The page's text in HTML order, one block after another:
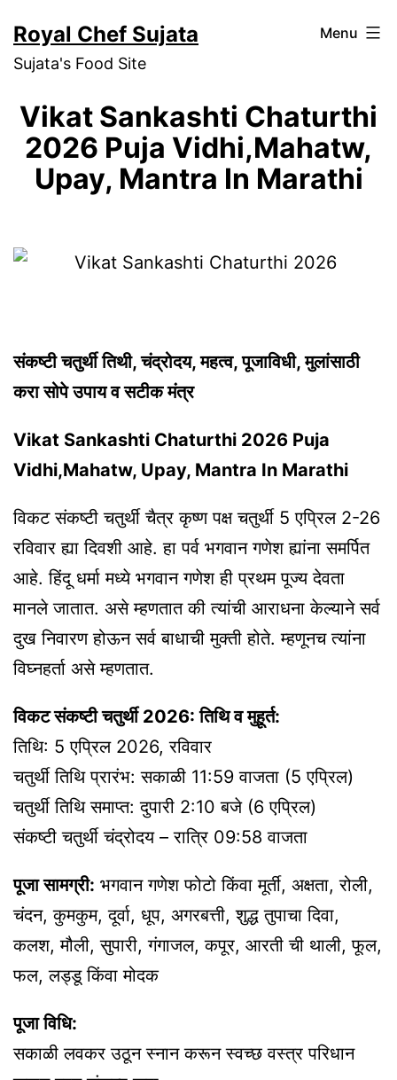
to
content
Royal Chef Sujata
Sujata's Food Site
Menu
Vikat Sankashti Chaturthi
2026 Puja Vidhi,Mahatw,
Upay, Mantra In Marathi
संकष्टी चतुर्थी तिथी, चंद्रोदय, महत्व, पूजाविधी, मुलांसाठी
करा सोपे उपाय व सटीक मंत्र
Vikat Sankashti Chaturthi 2026 Puja
Vidhi,Mahatw, Upay, Mantra In Marathi
विकट संकष्टी चतुर्थी चैत्र कृष्ण पक्ष चतुर्थी 5 एप्रिल 2-26
रविवार ह्या दिवशी आहे. हा पर्व भगवान गणेश ह्यांना समर्पित
आहे. हिंदू धर्मा मध्ये भगवान गणेश ही प्रथम पूज्य देवता
मानले जातात. असे म्हणतात की त्यांची आराधना केल्याने सर्व
दुख निवारण होऊन सर्व बाधाची मुक्ती होते. म्हणूनच त्यांना
विघ्नहर्ता असे म्हणतात.
विकट संकष्टी चतुर्थी 2026: तिथि व मुहूर्त:
तिथि: 5 एप्रिल 2026, रविवार
चतुर्थी तिथि प्रारंभ: सकाळी 11:59 वाजता (5 एप्रिल)
चतुर्थी तिथि समाप्त: दुपारी 2:10 बजे (6 एप्रिल)
संकष्टी चतुर्थी चंद्रोदय – रात्रि 09:58 वाजता
पूजा सामग्री: भगवान गणेश फोटो किंवा मूर्ती, अक्षता, रोली,
चंदन, कुमकुम, दूर्वा, धूप, अगरबत्ती, शुद्ध तुपाचा दिवा,
कलश, मौली, सुपारी, गंगाजल, कपूर, आरती ची थाली, फूल,
फल, लड्डू किंवा मोदक
पूजा विधि:
सकाळी लवकर उठून स्नान करून स्वच्छ वस्त्र परिधान